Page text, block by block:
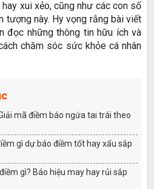
xui xẻo, cũng như các con số
tượng này. Hy vọng rằng bài viết
đọc những thông tin hữu ích và
chăm sóc sức khỏe cá nhân
mã điềm báo ngứa tai trái theo
gì dự báo điềm tốt hay xấu sắp
gì? Báo hiệu may hay rủi sắp